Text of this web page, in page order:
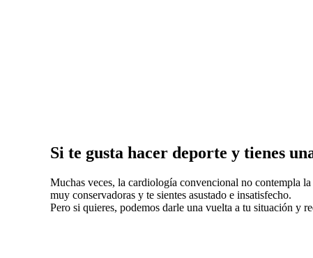
Si te gusta hacer deporte y tienes
Muchas veces, la cardiología convencional no contempla
muy conservadoras y te sientes asustado e insatisfecho.
Pero si quieres, podemos darle una vuelta a tu situación y